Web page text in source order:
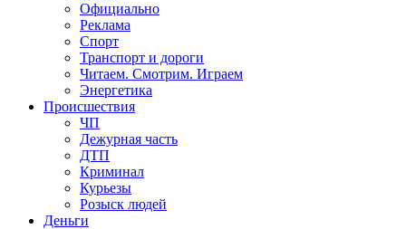
Официально
Реклама
Спорт
Транспорт и дороги
Читаем. Смотрим. Играем
Энергетика
Происшествия
ЧП
Дежурная часть
ДТП
Криминал
Курьезы
Розыск людей
Деньги